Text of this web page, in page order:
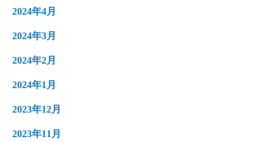
2024年4月
2024年3月
2024年2月
2024年1月
2023年12月
2023年11月